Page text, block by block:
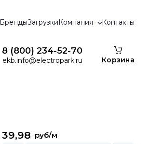
БрендыЗагрузкиКомпания Контакты
8 (800) 234-52-70
ekb.info@electropark.ru Корзина
39,98 руб/м